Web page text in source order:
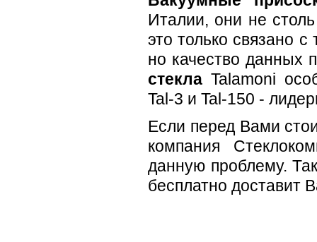
Италии, они не
это только связано
но качество данных
стекла Talamoni
Tal-3 и Tal-150 -
Если перед Вами
компания
данную проблему.
бесплатно доставит